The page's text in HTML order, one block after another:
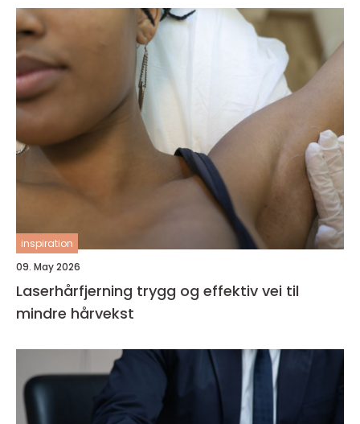
inspiration
09. May 2026
Laserhårfjerning trygg og effektiv vei til
mindre hårvekst